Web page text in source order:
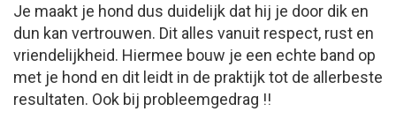
Je maakt je hond dus duidelijk dat hij je door dik en
dun kan vertrouwen. Dit alles vanuit respect, rust en
vriendelijkheid. Hiermee bouw je een echte band op
met je hond en dit leidt in de praktijk tot de allerbeste
resultaten. Ook bij probleemgedrag !!